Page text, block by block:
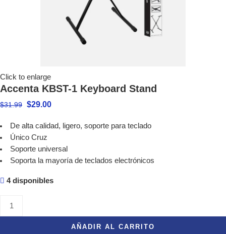
Click to enlarge
Accenta KBST-1 Keyboard Stand
$31.99 $29.00
De alta calidad, ligero, soporte para teclado
Único Cruz
Soporte universal
Soporta la mayoría de teclados electrónicos
4 disponibles
AÑADIR AL CARRITO